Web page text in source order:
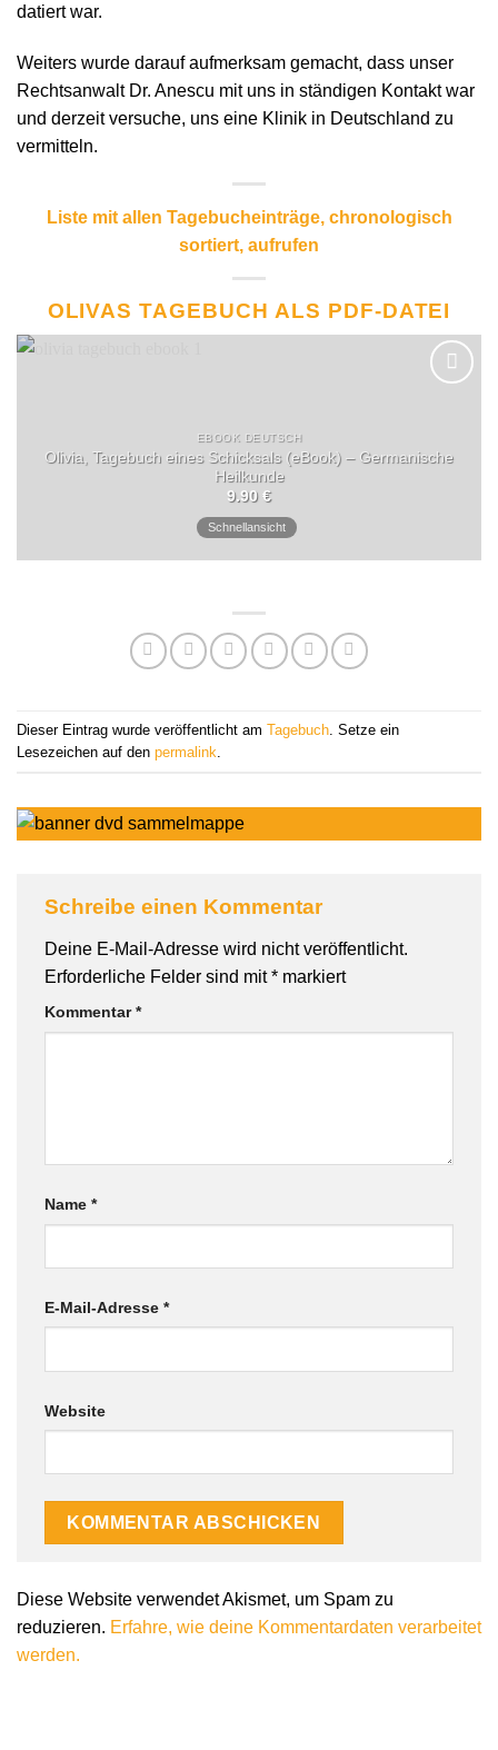
datiert war.
Weiters wurde darauf aufmerksam gemacht, dass unser
Rechtsanwalt Dr. Anescu mit uns in ständigen Kontakt war
und derzeit versuche, uns eine Klinik in Deutschland zu
vermitteln.
Liste mit allen Tagebucheinträge, chronologisch
sortiert, aufrufen
OLIVAS TAGEBUCH ALS PDF-DATEI
EBOOK DEUTSCH
Olivia, Tagebuch eines Schicksals (eBook) – Germanische
Heilkunde
9.90 €
Schnellansicht
Dieser Eintrag wurde veröffentlicht am Tagebuch . Setze ein
Lesezeichen auf den permalink
Schreibe einen Kommentar
Deine E-Mail-Adresse wird nicht veröffentlicht.
Erforderliche Felder sind mit* markiert
Kommentar*
Name *
E-Mail-Adresse *
Website
Diese Website verwendet Akismet, um Spam zu
reduzieren. Erfahre, wie deine Kommentardaten verarbeitet
werden.